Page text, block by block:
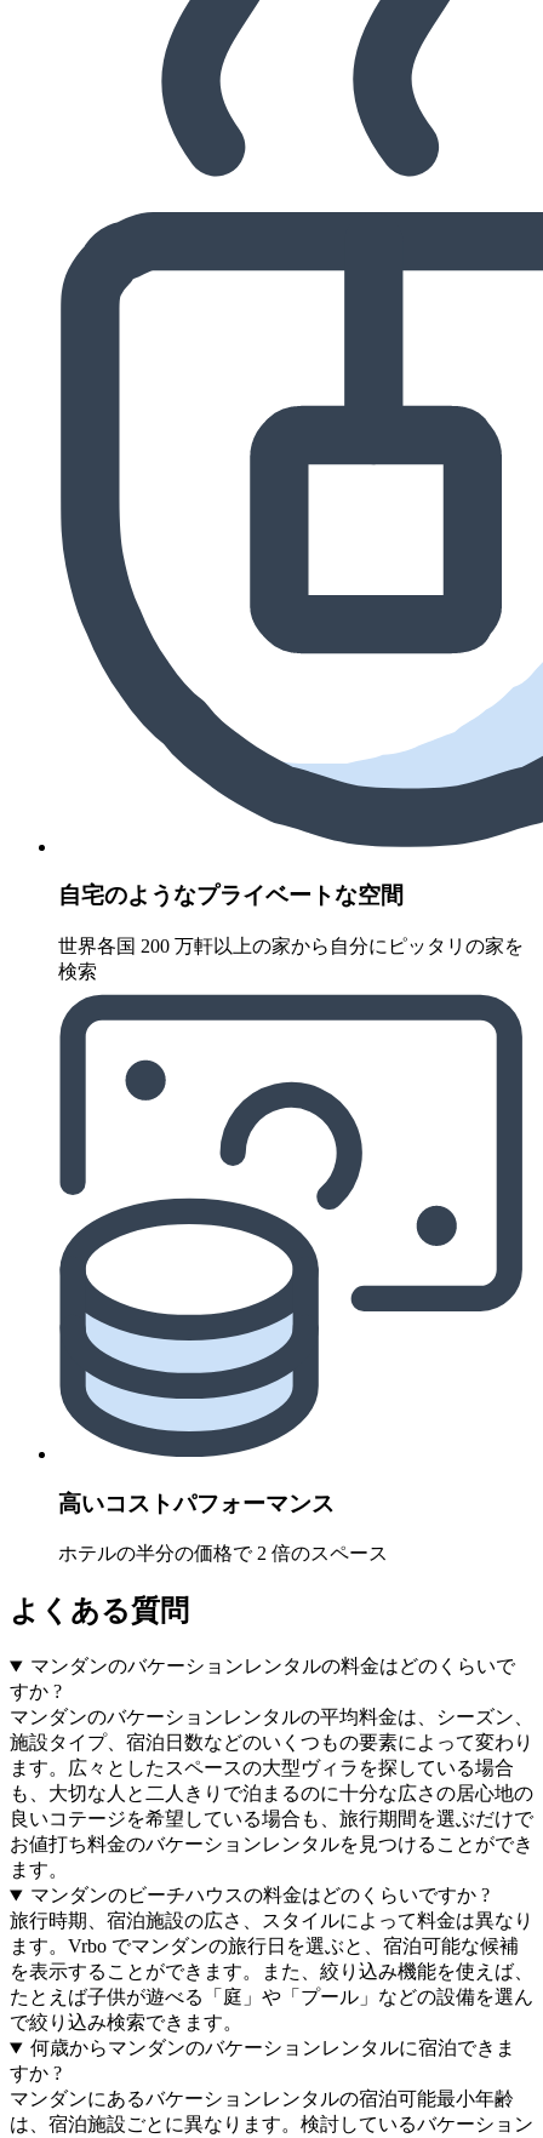
自宅のようなプライベートな空間
世界各国 200 万軒以上の家から自分にピッタリの家を
検索
高いコストパフォーマンス
ホテルの半分の価格で 2 倍のスペース
よくある質問
マンダンのバケーションレンタルの料金はどのくらいで
すか ?
マンダンのバケーションレンタルの平均料金は、シーズン、
施設タイプ、宿泊日数などのいくつもの要素によって変わり
ます。広々としたスペースの大型ヴィラを探している場合
も、大切な人と二人きりで泊まるのに十分な広さの居心地の
良いコテージを希望している場合も、旅行期間を選ぶだけで
お値打ち料金のバケーションレンタルを見つけることができ
ます。
マンダンのビーチハウスの料金はどのくらいですか ?
旅行時期、宿泊施設の広さ、スタイルによって料金は異なり
ます。Vrbo でマンダンの旅行日を選ぶと、宿泊可能な候補
を表示することができます。また、絞り込み機能を使えば、
たとえば子供が遊べる「庭」や「プール」などの設備を選ん
で絞り込み検索できます。
何歳からマンダンのバケーションレンタルに宿泊できま
すか ?
マンダンにあるバケーションレンタルの宿泊可能最小年齢
は、宿泊施設ごとに異なります。検討しているバケーション